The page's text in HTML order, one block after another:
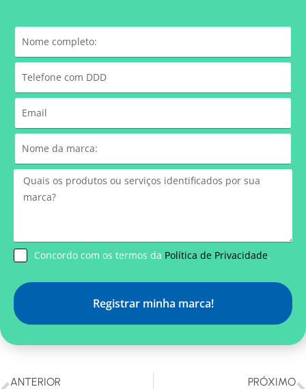
Concordo com os termos da Política de Privacidade.
Registrar minha marca!
ANTERIOR PRÓXIMO